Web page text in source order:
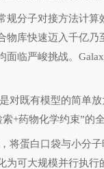
分子对接方法计算
物库快速迈入千亿乃
临严峻挑战。
既有模型的简单放
+药物化学约束”的全
蛋白口袋与小分子
可大规模并行执行